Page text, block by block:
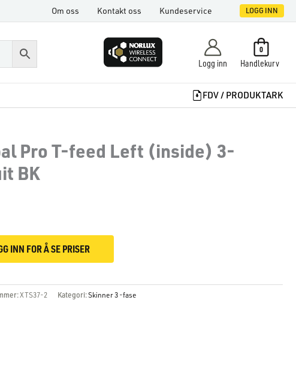
Om oss Kontakt oss Kundeservice LOGG INN
Logg inn Handlekurv
0
FDV / PRODUKTARK
Pro T-feed Left (inside) 3-
BK
INN FOR Å SE PRISER
XTS37-2 Kategori:Skinner 3 -fase